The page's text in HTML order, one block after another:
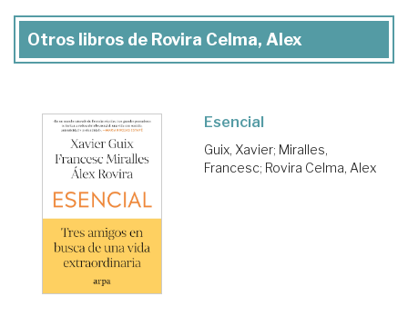
Otros libros de Rovira Celma, Alex
Esencial
Guix, Xavier; Miralles,
Francesc; Rovira Celma, Alex